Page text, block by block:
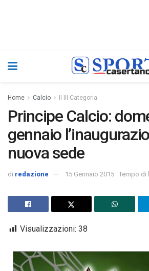
Home Calcio II III Categoria
Principe Calcio:
gennaio
nuova sede
di redazione 15 Gennaio 2015 Tempo di
Visualizzazioni: 38